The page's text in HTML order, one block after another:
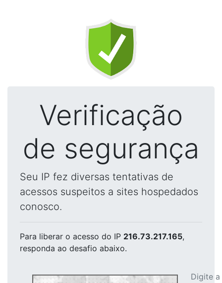
Verificação
de segurança
Seu IP fez diversas tentativas de
acessos suspeitos a sites hospedados
conosco.
Para liberar o acesso do IP 216.73.217.165,
responda ao desafio abaixo.
Digite